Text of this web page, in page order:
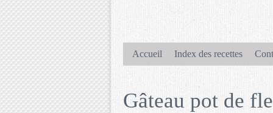
Accueil Index des recettes
Gâteau pot de